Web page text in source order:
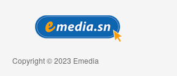
Copyright © 2023 Emedia